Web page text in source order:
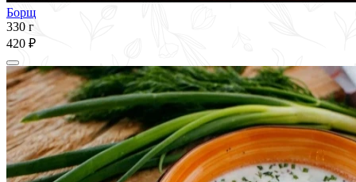
Борщ
330 г
420 ₽